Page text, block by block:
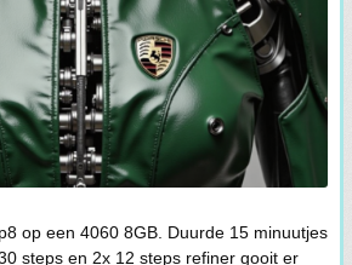
op een 4060 8GB. Duurde 15 minuutjes
steps en 2x 12 steps refiner gooit er